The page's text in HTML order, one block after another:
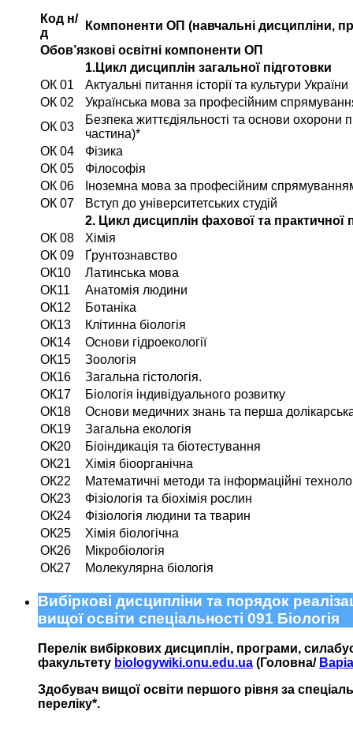
Код н/
д
Компоненти ОП (навчальні дисципліни,
Обов’язкові освітні компоненти ОП
1.Цикл дисциплін загальної підготовки
ОК 01
Актуальні питання історії та культури України
ОК 02
Українська мова за професійним
ОК 03
Безпека життєдіяльності та основи охорони
частина)*
ОК 04
Фізика
ОК 05
Філософія
ОК 06
Іноземна мова за професійним
ОК 07
Вступ до університетських студій
2. Цикл дисциплін фахової та практичної
ОК 08
Хімія
ОК 09
Ґрунтознавство
ОК10
Латинська мова
ОК11
Анатомія людини
ОК12
Ботаніка
ОК13
Клітинна біологія
ОК14
Основи гідроекології
ОК15
Зоологія
ОК16
Загальна гістологія.
ОК17
Біологія індивідуального розвитку
ОК18
Основи медичних знань та перша
ОК19
Загальна екологія
ОК20
Біоіндикація та біотестування
ОК21
Хімія біоорганічна
ОК22
Математичні методи та інформаційні
ОК23
Фізіологія та біохімія рослин
ОК24
Фізіологія людини та тварин
ОК25
Хімія біологічна
ОК26
Мікробіологія
ОК27
Молекулярна біологія
Вибіркові дисципліни та порядок
вищої освіти спеціальності 091 Біологія
Перелік вибіркових дисциплін, програми,
факультету biologywiki.onu.edu.ua (Головна/
Здобувач вищої освіти першого рівня за
переліку*.